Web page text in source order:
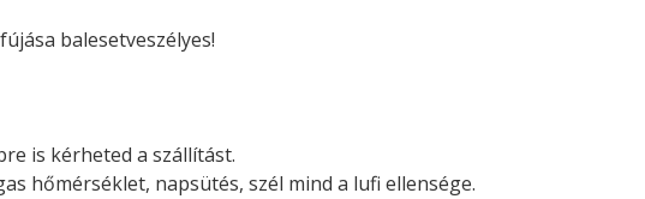
balesetveszélyes!
is kérheted a szállítást.
hőmérséklet, napsütés, szél mind a lufi ellensége.